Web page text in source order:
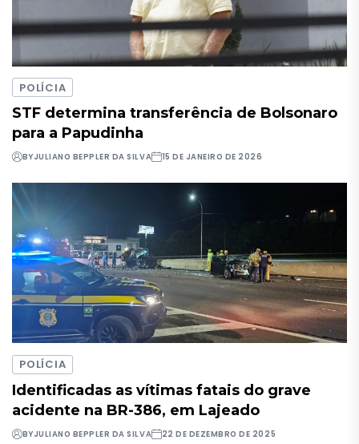
POLÍCIA
STF determina transferência de Bolsonaro
para a Papudinha
BYJULIANO BEPPLER DA SILVA 15 DE JANEIRO DE 2026
POLÍCIA
Identificadas as vítimas fatais do grave
acidente na BR-386, em Lajeado
BYJULIANO BEPPLER DA SILVA 22 DE DEZEMBRO DE 2025